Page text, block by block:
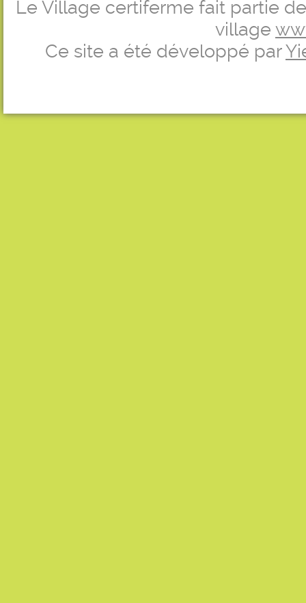
Le Village certiferme fait partie
village
Ce site a été développé par